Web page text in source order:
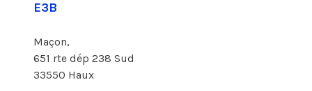
E3B
Maçon,
651 rte dép 238 Sud
33550 Haux